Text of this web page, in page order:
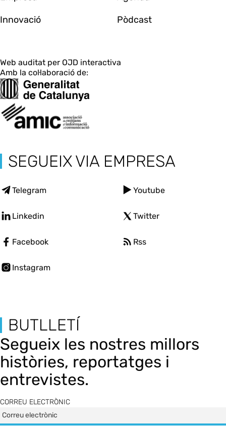
Innovació Pòdcast
Web auditat per OJD interactiva
Amb la col·laboració de:
SEGUEIX VIA EMPRESA
Telegram
Linkedin
Facebook
Instagram
Youtube
Twitter
Rss
BUTLLETÍ
Segueix les nostres millors
històries, reportatges i
entrevistes.
CORREU ELECTRÒNIC